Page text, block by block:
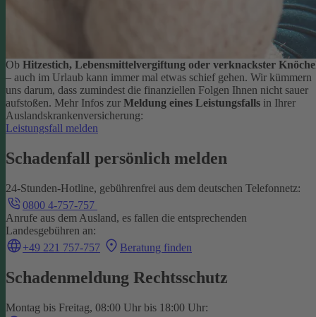
Ob Hitzestich, Lebensmittelvergiftung oder verknackster
– auch im Urlaub kann immer mal etwas schief gehen. Wir kümmern
uns darum, dass zumindest die finanziellen Folgen Ihnen nicht sauer
aufstoßen. Mehr Infos zur Meldung eines Leistungsfalls in Ihrer
Auslandskrankenversicherung:
Leistungsfall melden
Schadenfall persönlich melden
24-Stunden-Hotline, gebührenfrei aus dem deutschen Telefonnetz:
0800 4-757-757
Anrufe aus dem Ausland, es fallen die entsprechenden
Landesgebühren an:
+49 221 757-757
Beratung finden
Schadenmeldung Rechtsschutz
Montag bis Freitag, 08:00 Uhr bis 18:00 Uhr: